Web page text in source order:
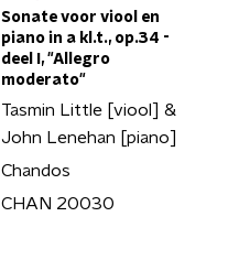
Sonate voor viool en
piano in a kl.t., op.34 -
deel I, "Allegro
moderato"
Tasmin Little [viool] &
John Lenehan [piano]
Chandos
CHAN 20030